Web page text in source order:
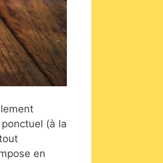
(à la
en